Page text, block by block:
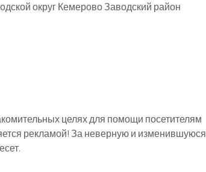
округ Кемерово Заводский район
целях для помощи посетителям
рекламой! За неверную и изменившуюся